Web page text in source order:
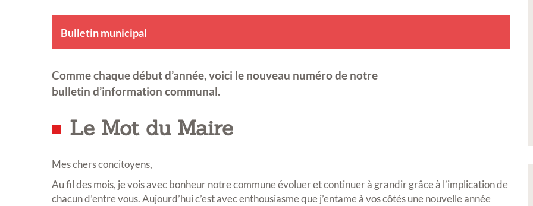
Bulletin municipal
Comme chaque début d’année, voici le nouveau numéro de notre
bulletin d’information communal.
Le Mot du Maire
Mes chers concitoyens,
Au fil des mois, je vois avec bonheur notre commune évoluer et continuer à grandir grâce à l’implication de
chacun d’entre vous. Aujourd’hui c’est avec enthousiasme que j’entame à vos côtés une nouvelle année